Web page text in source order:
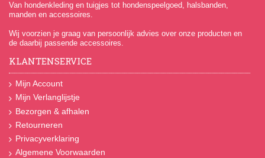
Van hondenkleding en tuigjes tot hondenspeelgoed, halsbanden,
manden en accessoires.
Wij voorzien je graag van persoonlijk advies over onze producten en
de daarbij passende accessoires.
KLANTENSERVICE
Mijn Account
Mijn Verlanglijstje
Bezorgen & afhalen
Retourneren
Privacyverklaring
Algemene Voorwaarden